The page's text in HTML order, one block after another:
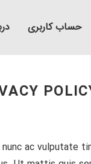
حساب کاربری
ac vulputate